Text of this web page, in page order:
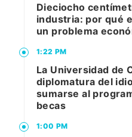
Dieciocho
industria: por qué
un problema
1:22 PM
La Universidad de
diplomatura del
sumarse al
becas
1:00 PM